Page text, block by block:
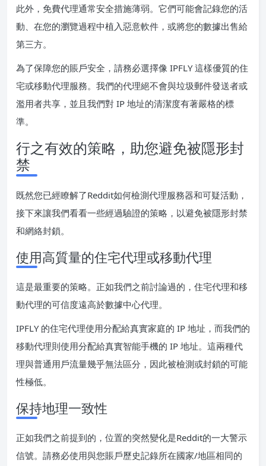
此外，免費代理通常安全措施薄弱。它們可能會記錄您的活
動、在您的瀏覽過程中植入惡意軟件，或將您的數據出售給
第三方。
為了保障您的賬戶安全，請務必選擇像 IPFLY 這樣優質的住
宅或移動代理服務。我們的代理絕不會與垃圾郵件發送者或
濫用者共享，並且我們對 IP 地址的清潔度有著嚴格的標
準。
行之有效的策略，助您避免被隱形封
禁
既然您已經瞭解了Reddit如何檢測代理服務器和可疑活動，
接下來讓我們看看一些經過驗證的策略，以避免被隱形封禁
和網絡封鎖。
使用高質量的住宅代理或移動代理
這是最重要的策略。正如我們之前討論過的，住宅代理和移
動代理的可信度遠高於數據中心代理。
IPFLY 的住宅代理使用分配給真實家庭的 IP 地址，而我們的
移動代理則使用分配給真實智能手機的 IP 地址。這兩種代
理與普通用戶流量幾乎無法區分，因此被檢測或封鎖的可能
性極低。
保持地理一致性
正如我們之前提到的，位置的突然變化是Reddit的一大警示
信號。請務必使用與您賬戶歷史記錄所在國家/地區相同的